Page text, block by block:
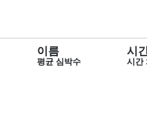
이름
평균 심박수
시
시간